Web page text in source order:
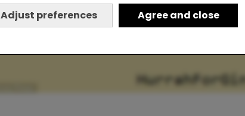
Adjust preferences Agree and close